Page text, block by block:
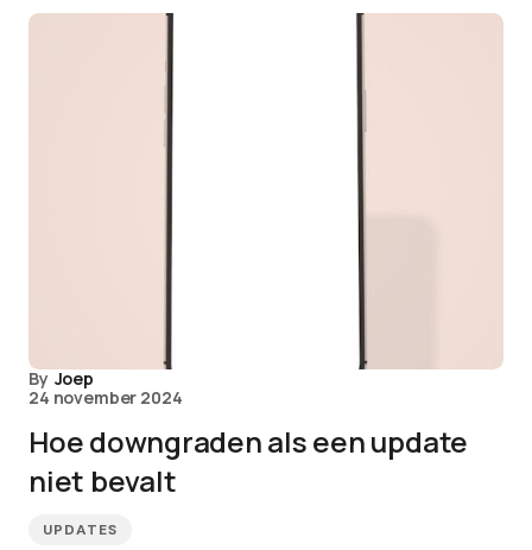
By Joep
24 november 2024
Hoe downgraden als een update
niet bevalt
UPDATES